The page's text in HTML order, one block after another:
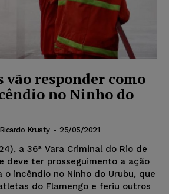
vão responder como
no Ninho do
Ricardo Krusty - 25/05/2021
a 36ª Vara Criminal do Rio de
deve ter prosseguimento a ação
o incêndio no Ninho do Urubu, que
do Flamengo e feriu outros